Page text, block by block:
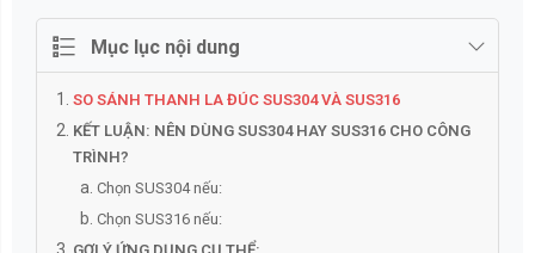
Mục lục nội dung
SO SÁNH THANH LA ĐÚC SUS304 VÀ SUS316
KẾT LUẬN: NÊN DÙNG SUS304 HAY SUS316 CHO CÔNG
TRÌNH?
Chọn SUS304 nếu:
Chọn SUS316 nếu:
GỢI Ý ỨNG DỤNG CỤ THỂ: